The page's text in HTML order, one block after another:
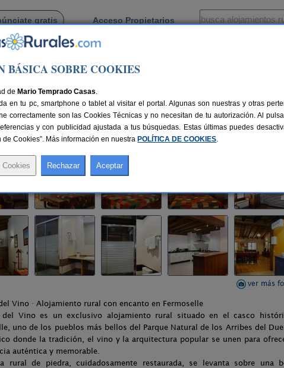
gratis Acceso Propietarios
ver más
Vino · Alojamiento rural con encanto en Fermoselle
del Vino es un exclusivo alojamiento rural situado en el casco
uno de los pueblos más bellos del Parque Natural de los Arribes del
donde la tradición, el vino y la arquitectura popular se unen para
auténtica y memorable.
rural de piedra, cuidadosamente restaurada, se levanta sobre una
BÁSICA SOBRE COOKIES
de Mario Temprado Casas.
en tu pc, smartphone o tablet al visitar el portal. Algunas son nuestras y otras
correctamente son las Cookies Técnicas y no necesitan de tu autorización. Al
y con publicidad ajustada a tus búsquedas. Estas últimas puedes
Cookies”. Más información en nuestra POLÍTICA DE COOKIES.